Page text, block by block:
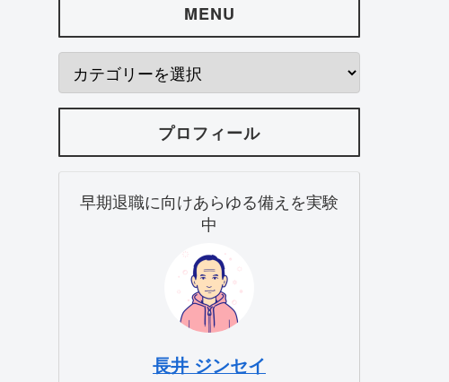
MENU
プロフィール
早期退職に向けあらゆる備えを実験
中
長井 ジンセイ